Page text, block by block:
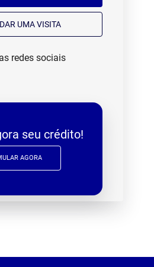
AGENDAR UMA VISITA
redes sociais
seu crédito!
AGORA